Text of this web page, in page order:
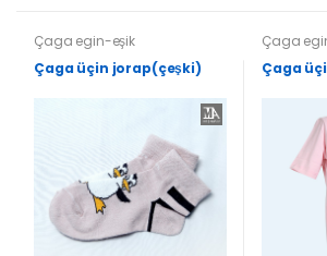
Çaga egin-eşik
Çaga üçin jorap(çeşki)
Çaga
Çaga